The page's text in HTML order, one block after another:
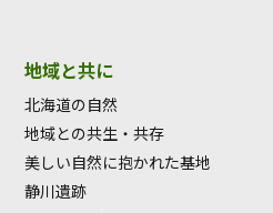
地域と共に
北海道の自然
地域との共生・共存
美しい自然に抱かれた基地
静川遺跡